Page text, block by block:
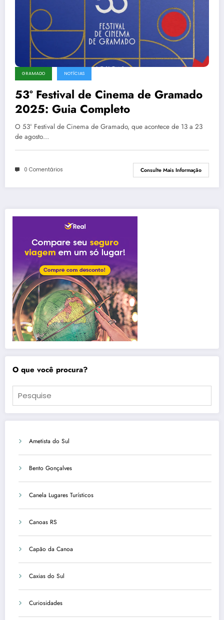
GRAMADO NOTÍCIAS
53º Festival de Cinema de Gramado
2025: Guia Completo
O 53º Festival de Cinema de Gramado, que acontece de 13 a 23
de agosto…
0 Comentários Consulte Mais Informação
O que você procura?
Ametista do Sul
Bento Gonçalves
Canela Lugares Turísticos
Canoas RS
Capão da Canoa
Caxias do Sul
Curiosidades